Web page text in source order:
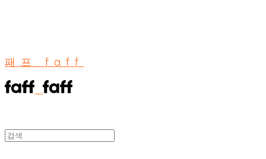
패프 faff